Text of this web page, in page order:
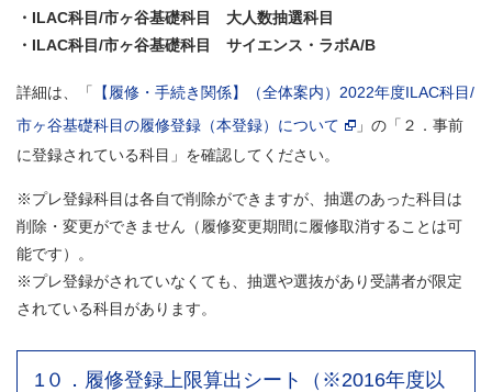
・ILAC科目/市ヶ谷基礎科目 大人数抽選科目
・ILAC科目/市ヶ谷基礎科目 サイエンス・ラボA/B
詳細は、「
【履修・手続き関係】（全体案内）2022年度ILAC科目/
市ヶ谷基礎科目の履修登録（本登録）について
」の「２．事前
に登録されている科目」を確認してください。
※プレ登録科目は各自で削除ができますが、抽選のあった科目は
削除・変更ができません（履修変更期間に履修取消することは可
能です）。
※プレ登録がされていなくても、抽選や選抜があり受講者が限定
されている科目があります。
1０．履修登録上限算出シート（※2016年度以